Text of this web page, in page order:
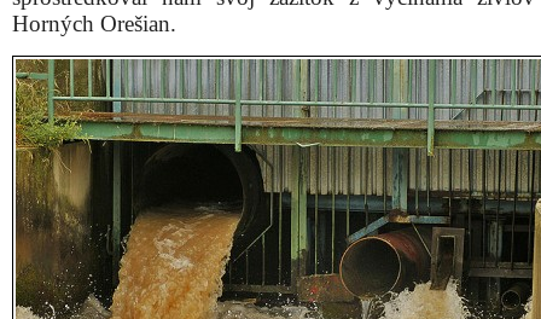
Horných Orešian.